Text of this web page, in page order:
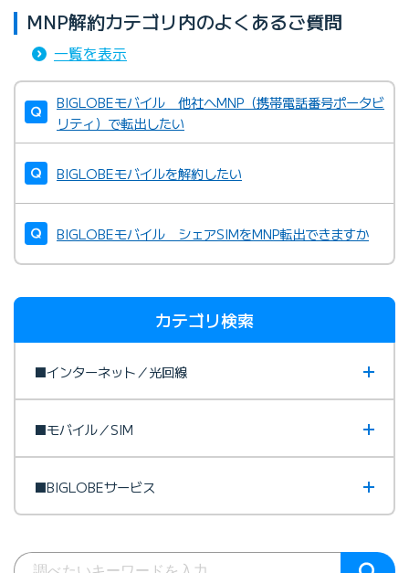
MNP解約カテゴリ内のよくあるご質問
一覧を表示
BIGLOBEモバイル 他社へMNP（携帯電話番号ポータビ
リティ）で転出したい
BIGLOBEモバイルを解約したい
BIGLOBEモバイル シェアSIMをMNP転出できますか
カテゴリ検索
■インターネット／光回線
■モバイル／SIM
■BIGLOBEサービス